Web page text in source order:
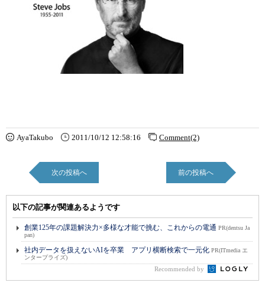
AyaTakubo 2011/10/12 12:58:16 Comment(2)
次の投稿へ 前の投稿へ
以下の記事が関連あるようです
創業125年の課題解決力×多様な才能で挑む、これからの電通 PR(dentsu Ja
pan)
社内データを扱えないAIを卒業 アプリ横断検索で一元化 PR(ITmedia エ
ンタープライズ)
Recommended by